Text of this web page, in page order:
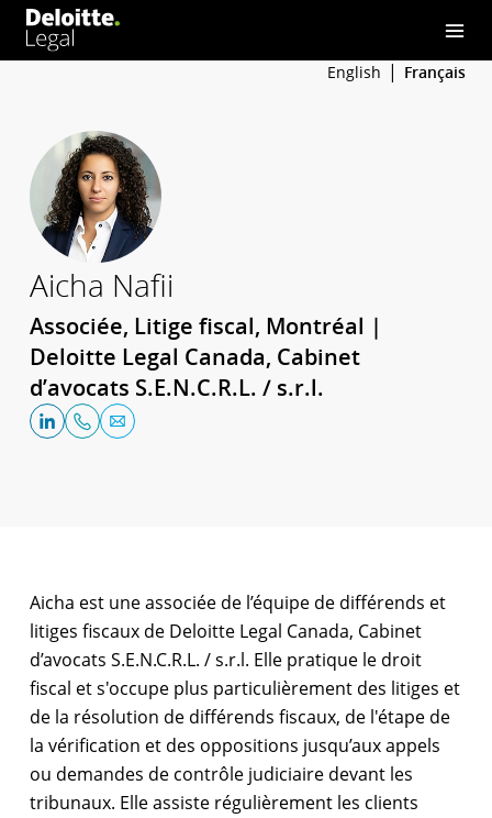
English Français
Aicha Nafii
Associée, Litige fiscal, Montréal |
Deloitte Legal Canada, Cabinet
d’avocats S.E.N.C.R.L. / s.r.l.
Aicha est une associée de l’équipe de différends et
litiges fiscaux de Deloitte Legal Canada, Cabinet
d’avocats S.E.N.C.R.L. / s.r.l. Elle pratique le droit
fiscal et s'occupe plus particulièrement des litiges et
de la résolution de différends fiscaux, de l'étape de
la vérification et des oppositions jusqu’aux appels
ou demandes de contrôle judiciaire devant les
tribunaux. Elle assiste régulièrement les clients